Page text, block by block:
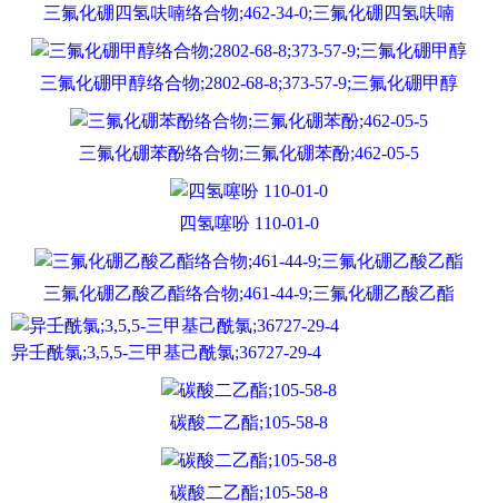
三氟化硼四氢呋喃络合物;462-34-0;三氟化硼四氢呋喃
三氟化硼甲醇络合物;2802-68-8;373-57-9;三氟化硼甲醇
三氟化硼苯酚络合物;三氟化硼苯酚;462-05-5
四氢噻吩 110-01-0
三氟化硼乙酸乙酯络合物;461-44-9;三氟化硼乙酸乙酯
异壬酰氯;3,5,5-三甲基己酰氯;36727-29-4
碳酸二乙酯;105-58-8
碳酸二乙酯;105-58-8